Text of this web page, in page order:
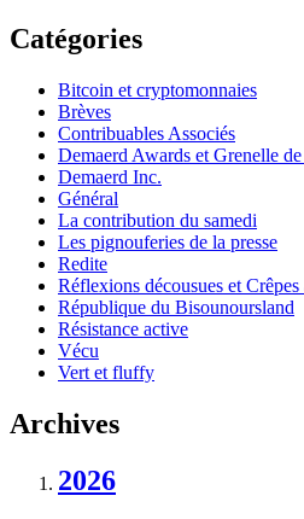
Catégories
Bitcoin et cryptomonnaies
Brèves
Contribuables Associés
Demaerd Awards et Grenelle
Demaerd Inc.
Général
La contribution du samedi
Les pignouferies de la presse
Redite
Réflexions décousues et Crêpes
République du Bisounoursland
Résistance active
Vécu
Vert et fluffy
Archives
2026